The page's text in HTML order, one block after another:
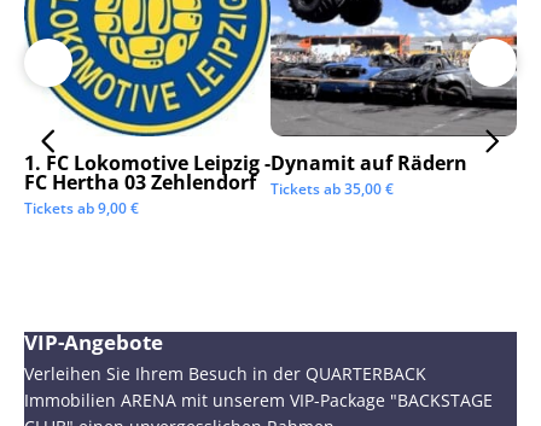
1. FC Lokomotive Leipzig -
FC Hertha 03 Zehlendorf
Tickets ab9,00€
Dynamit auf Rädern
Tickets ab35,00€
VIP-Angebote
Verleihen Sie Ihrem Besuch in der QUARTERBACK
Immobilien ARENA mit unserem VIP-Package "BACKSTAGE